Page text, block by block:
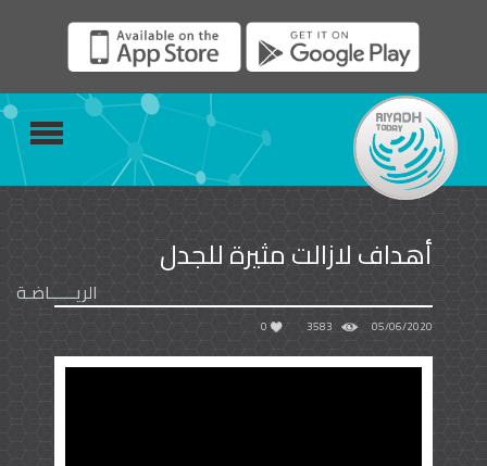
أهداف لازالت مثيرة للجدل
الريــــــاضـة
05/06/2020
3583
0